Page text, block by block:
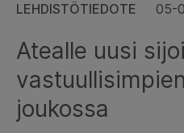
LEHDISTÖTIEDOTE 05-
Atealle uusi
joukossa